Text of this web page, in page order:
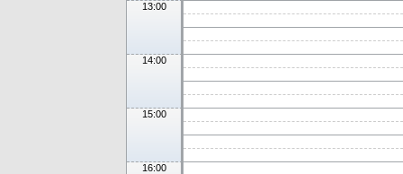
13:00
14:00
15:00
16:00